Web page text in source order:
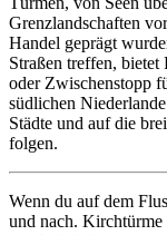
Grenzlandschaften
Handel geprägt
Straßen treffen, bietet
oder Zwischenstopp
südlichen
Städte und auf die
folgen.
Wenn du auf dem
und nach. Kirchtürme